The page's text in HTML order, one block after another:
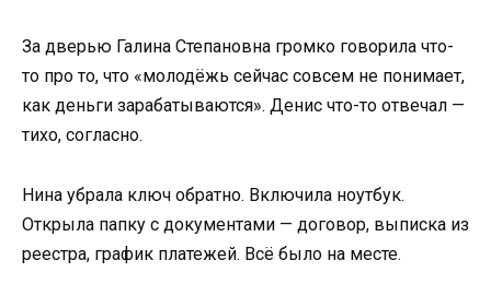
За дверью Галина Степановна громко говорила что-
то про то, что «молодёжь сейчас совсем не понимает,
как деньги зарабатываются». Денис что-то отвечал —
тихо, согласно.
Нина убрала ключ обратно. Включила ноутбук.
Открыла папку с документами — договор, выписка из
реестра, график платежей. Всё было на месте.